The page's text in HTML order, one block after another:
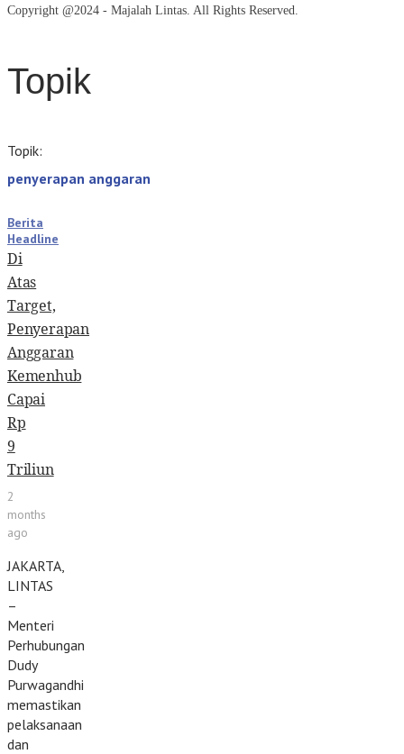
Copyright @2024 - Majalah Lintas. All Rights Reserved.
Topik
Topik:
penyerapan anggaran
Berita
Headline
Di
Atas
Target,
Penyerapan
Anggaran
Kemenhub
Capai
Rp
9
Triliun
2
months
ago
JAKARTA,
LINTAS
–
Menteri
Perhubungan
Dudy
Purwagandhi
memastikan
pelaksanaan
dan